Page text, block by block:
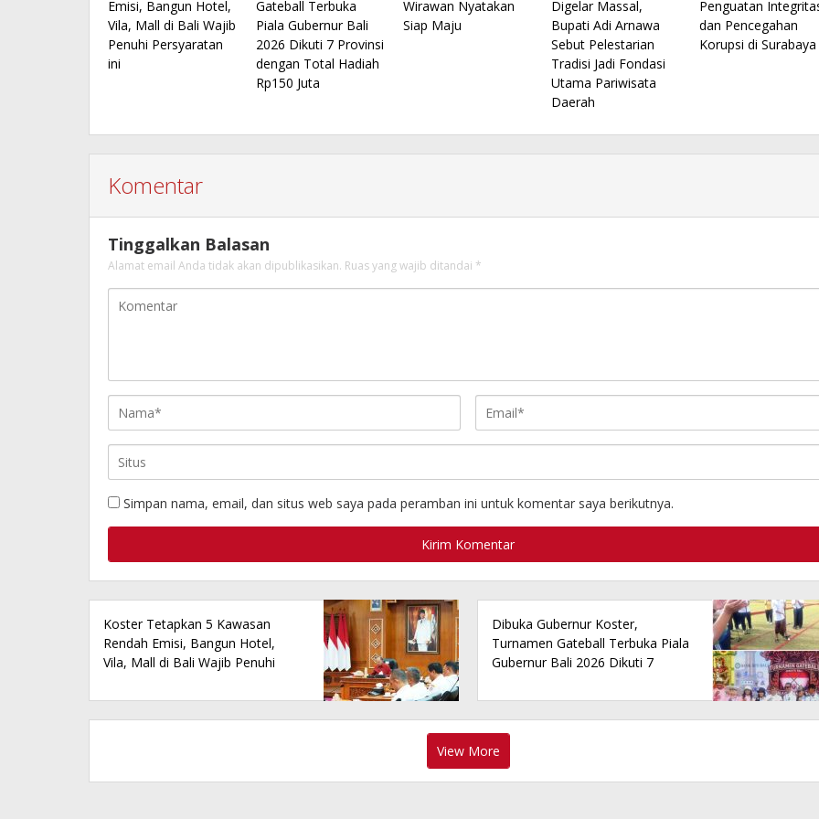
Emisi, Bangun Hotel,
Vila, Mall di Bali Wajib
Penuhi Persyaratan
ini
Gateball Terbuka
Piala Gubernur Bali
2026 Dikuti 7 Provinsi
dengan Total Hadiah
Rp150 Juta
Wirawan Nyatakan
Siap Maju
Digelar Massal,
Bupati Adi Arnawa
Sebut Pelestarian
Tradisi Jadi Fondasi
Utama Pariwisata
Daerah
Penguatan
dan Pencegahan
Korupsi di Surabaya
Komentar
Tinggalkan Balasan
Alamat email Anda tidak akan dipublikasikan. Ruas yang wajib ditandai *
Simpan nama, email, dan situs web saya pada peramban ini untuk komentar saya berikutnya.
Koster Tetapkan 5 Kawasan
Rendah Emisi, Bangun Hotel,
Vila, Mall di Bali Wajib Penuhi
Dibuka Gubernur Koster,
Turnamen Gateball Terbuka Piala
Gubernur Bali 2026 Dikuti 7
Rp150 Juta
View More